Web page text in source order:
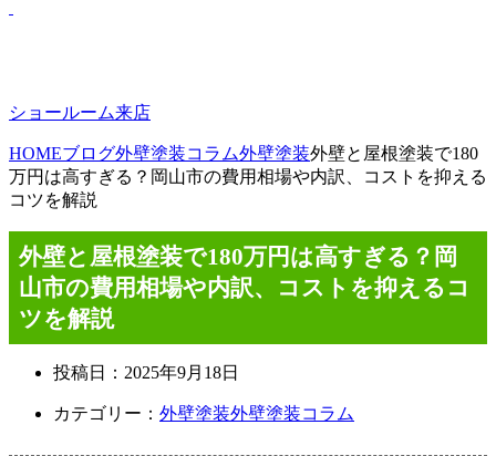
ショールーム来店
HOMEブログ外壁塗装コラム外壁塗装外壁と屋根塗装で180
万円は高すぎる？岡山市の費用相場や内訳、コストを抑える
コツを解説
外壁と屋根塗装で180万円は高すぎる？岡
山市の費用相場や内訳、コストを抑えるコ
ツを解説
投稿日： 2025年9月18日
カテゴリー： 外壁塗装外壁塗装コラム